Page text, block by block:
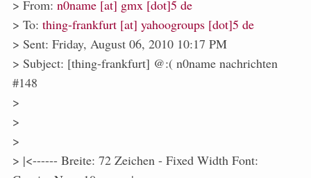
> From: n0name [at] gmx [dot]5 de
> To: thing-frankfurt [at] yahoogroups [dot]5 de
> Sent: Friday, August 06, 2010 10:17 PM
> Subject: [thing-frankfurt] @:( n0name nachrichten
#148
>
>
>
> |<------ Breite: 72 Zeichen - Fixed Width Font: